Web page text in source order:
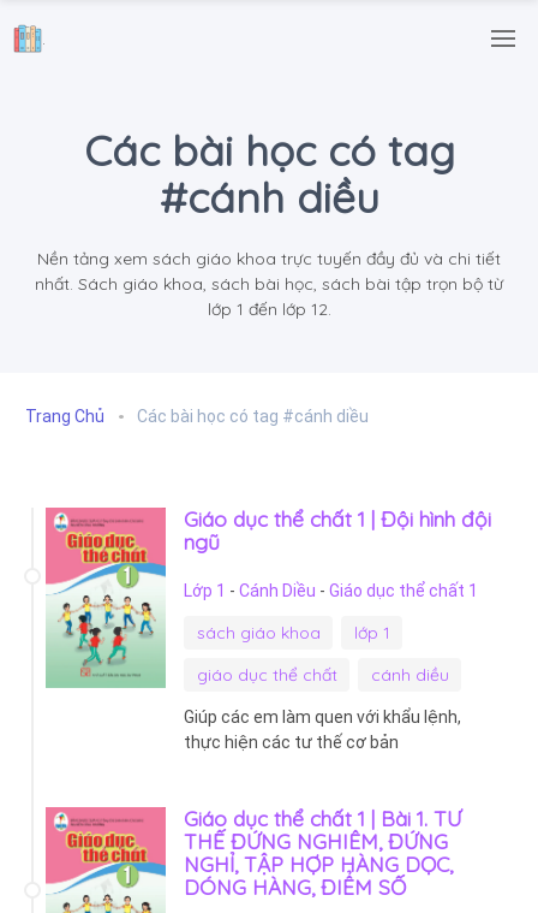
.
Các bài học có tag
#cánh diều
Nền tảng xem sách giáo khoa trực tuyến đầy đủ và chi tiết
nhất. Sách giáo khoa, sách bài học, sách bài tập trọn bộ từ
lớp 1 đến lớp 12.
Trang Chủ Các bài học có tag #cánh diều
Giáo dục thể chất 1 | Đội hình đội
ngũ
Lớp 1 - Cánh Diều - Giáo dục thể chất 1
sách giáo khoa
lớp 1
giáo dục thể chất
cánh diều
Giúp các em làm quen với khẩu lệnh,
thực hiện các tư thế cơ bản
Giáo dục thể chất 1 | Bài 1. TƯ
THẾ ĐỨNG NGHIÊM, ĐỨNG
NGHỈ, TẬP HỢP HÀNG DỌC,
DÓNG HÀNG, ĐIỂM SỐ